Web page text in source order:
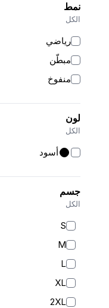
نمط
الكل
رياضي
مبطّن
منفوخ
لون
الكل
أسود
جسم
الكل
S
M
L
XL
2XL